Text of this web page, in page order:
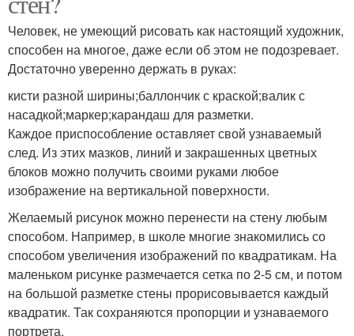
Человек, не умеющий рисовать как настоящий художник,
способен на многое, даже если об этом не подозревает.
Достаточно уверенно держать в руках:
кисти разной ширины;баллончик с краской;валик с
насадкой;маркер;карандаш для разметки.
Каждое приспособление оставляет свой узнаваемый
след. Из этих мазков, линий и закрашенных цветных
блоков можно получить своими руками любое
изображение на вертикальной поверхности.
Желаемый рисунок можно перенести на стену любым
способом. Например, в школе многие знакомились со
способом увеличения изображений по квадратикам. На
маленьком рисунке размечается сетка по 2-5 см, и потом
на большой разметке стены прорисовывается каждый
квадратик. Так сохраняются пропорции и узнаваемого
портрета.